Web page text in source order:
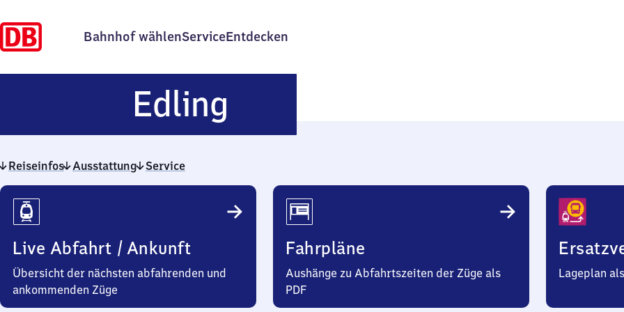
Bahnhof wählenServiceEntdecken
Edling
Reiseinfos Ausstattung Service
Reiseinfos
Live Abfahrt / Ankunft
Übersicht der nächsten abfahrenden und
ankommenden Züge
Fahrpläne
Aushänge zu Abfahrtszeiten der Züge als
PDF
Lageplan